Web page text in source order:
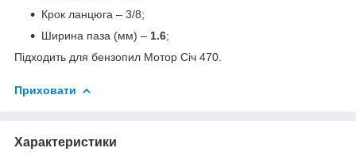
Крок ланцюга – 3/8;
Ширина паза (мм) – 1.6;
Підходить для бензопил Мотор Січ 470.
Приховати
Характеристики